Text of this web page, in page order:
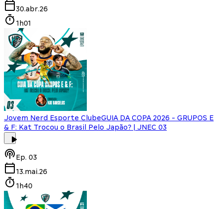
30.abr.26
1h01
Jovem Nerd Esporte ClubeGUIA DA COPA 2026 - GRUPOS E
& F: Kat Trocou o Brasil Pelo Japão? | JNEC 03
Ep. 03
13.mai.26
1h40